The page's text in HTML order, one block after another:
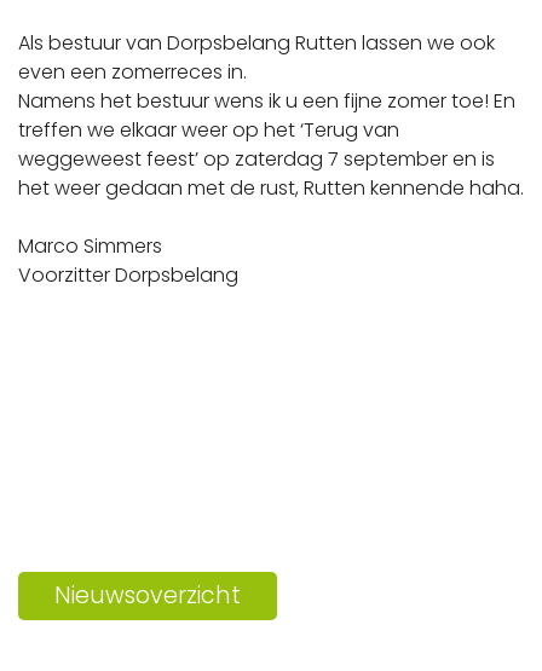
Als bestuur van Dorpsbelang Rutten lassen we ook
even een zomerreces in.
Namens het bestuur wens ik u een fijne zomer toe! En
treffen we elkaar weer op het ‘Terug van
weggeweest feest’ op zaterdag 7 september en is
het weer gedaan met de rust, Rutten kennende haha.
Marco Simmers
Voorzitter Dorpsbelang
Nieuwsoverzicht